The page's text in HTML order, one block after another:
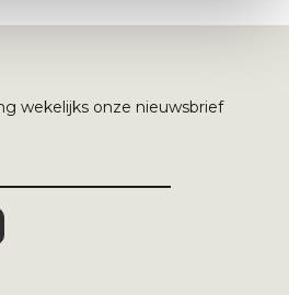
wekelijks onze nieuwsbrief